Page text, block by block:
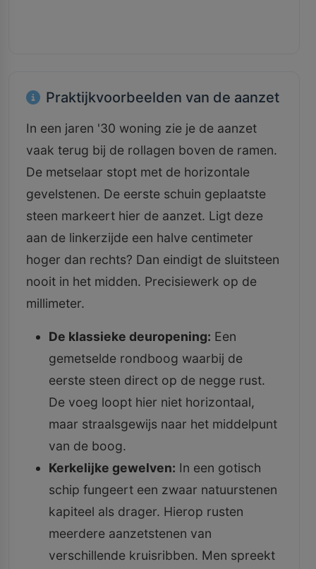
Praktijkvoorbeelden van de aanzet
In een jaren '30 woning zie je de aanzet
vaak terug bij de rollagen boven de ramen.
De metselaar stopt met de horizontale
gevelstenen. De eerste schuin geplaatste
steen markeert hier de aanzet. Ligt deze
aan de linkerzijde een halve centimeter
hoger dan rechts? Dan eindigt de sluitsteen
nooit in het midden. Precisiewerk op de
millimeter.
De klassieke deuropening: Een
gemetselde rondboog waarbij de
eerste steen direct op de negge rust.
De voeg loopt hier niet horizontaal,
maar straalsgewijs naar het middelpunt
van de boog.
Kerkelijke gewelven: In een gotisch
schip fungeert een zwaar natuurstenen
kapiteel als drager. Hierop rusten
meerdere aanzetstenen van
verschillende kruisribben. Men spreekt